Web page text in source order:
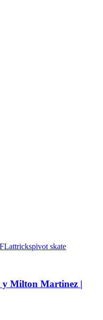
FLattrickspivot skate
y Milton Martinez |